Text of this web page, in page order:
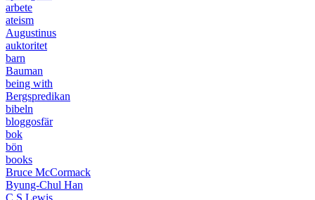
arbete
ateism
Augustinus
auktoritet
barn
Bauman
being with
Bergspredikan
bibeln
bloggosfär
bok
bön
books
Bruce McCormack
Byung-Chul Han
C S Lewis